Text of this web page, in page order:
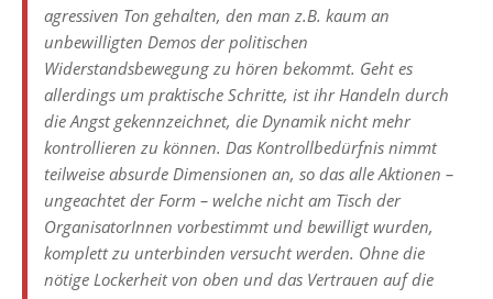
agressiven Ton gehalten, den man z.B. kaum an
unbewilligten Demos der politischen
Widerstandsbewegung zu hören bekommt. Geht es
allerdings um praktische Schritte, ist ihr Handeln durch
die Angst gekennzeichnet, die Dynamik nicht mehr
kontrollieren zu können. Das Kontrollbedürfnis nimmt
teilweise absurde Dimensionen an, so das alle Aktionen –
ungeachtet der Form – welche nicht am Tisch der
OrganisatorInnen vorbestimmt und bewilligt wurden,
komplett zu unterbinden versucht werden. Ohne die
nötige Lockerheit von oben und das Vertrauen auf die